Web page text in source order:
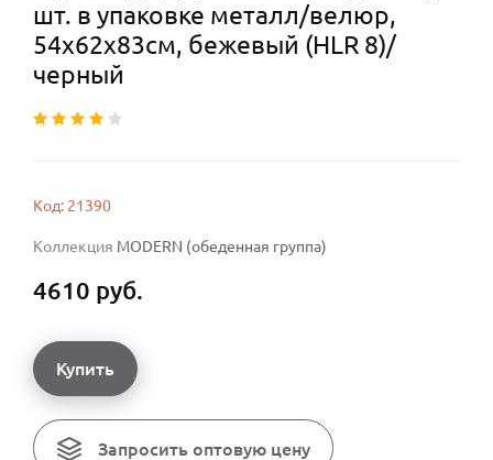
шт. в упаковке металл/велюр,
54х62х83см, бежевый (HLR 8)/
черный
Код: 21390
Коллекция MODERN (обеденная группа)
4610 руб.
Купить
Запросить оптовую цену